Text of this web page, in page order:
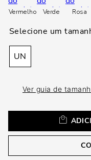
Vermelho Verde Rosa
UN
Ver guia de